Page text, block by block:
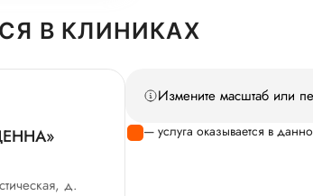
В КЛИНИКАХ
д.
Измените масштаб или
— услуга оказывается в